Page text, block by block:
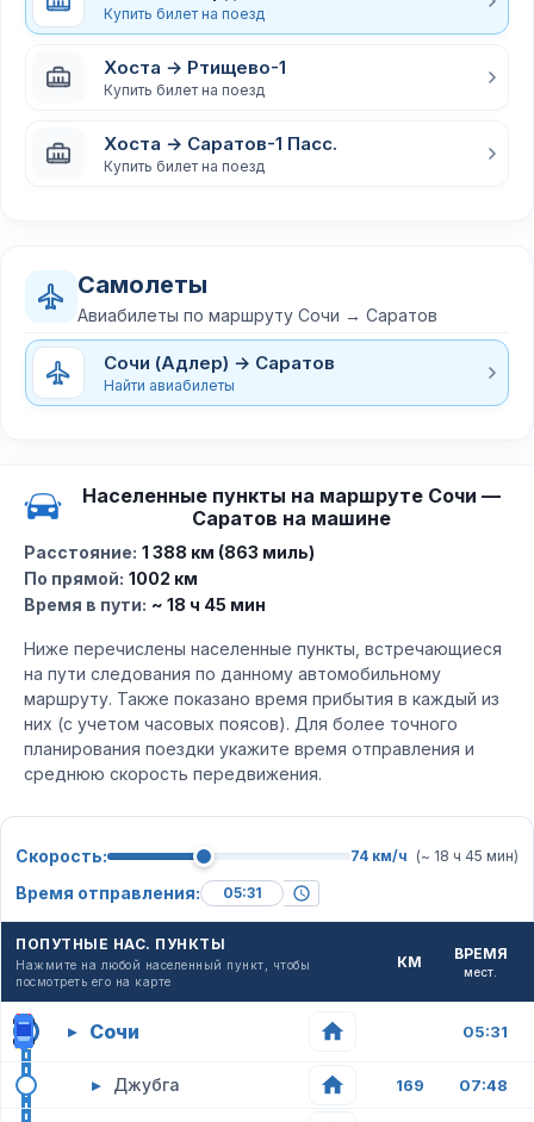
Купить билет на поезд
Хоста → Ртищево-1
Купить билет на поезд
Хоста → Саратов-1 Пасс.
Купить билет на поезд
Самолеты
Авиабилеты по маршруту Сочи → Саратов
Сочи (Адлер) → Саратов
Найти авиабилеты
Населенные пункты на маршруте Сочи —
Саратов на машине
Расстояние: 1 388 км (863 миль)
По прямой: 1002 км
Время в пути: ~ 18 ч 45 мин
Ниже перечислены населенные пункты, встречающиеся
на пути следования по данному автомобильному
маршруту. Также показано время прибытия в каждый из
них (с учетом часовых поясов). Для более точного
планирования поездки укажите время отправления и
среднюю скорость передвижения.
Скорость: 74 км/ч (~ 18 ч 45 мин)
Время отправления:
ПОПУТНЫЕ НАС. ПУНКТЫ
Нажмите на любой населенный пункт, чтобы
посмотреть его на карте
КМ ВРЕМЯ
мест.
▸ Сочи 05:31
▸ Джубга 169 07:48